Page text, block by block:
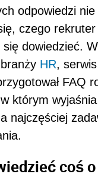
odpowiedzi
czego
dowiedzieć.
HR, serwis
FAQ
którym
najczęściej
coś